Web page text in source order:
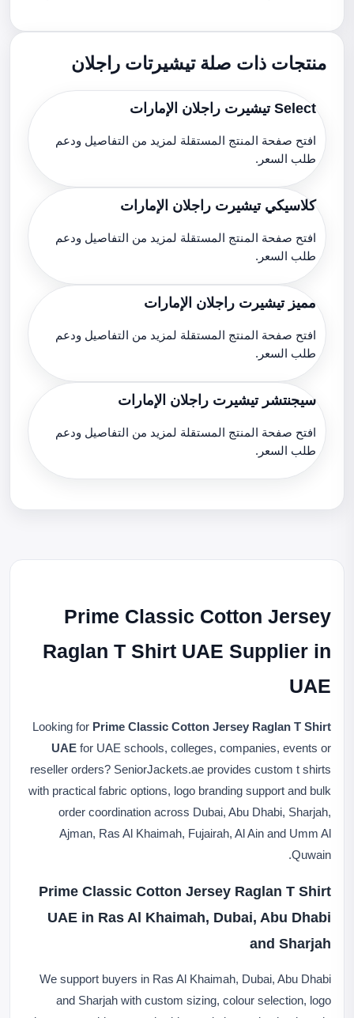
منتجات ذات صلة تيشيرتات راجلان
Select تيشيرت راجلان الإمارات
افتح صفحة المنتج المستقلة لمزيد من التفاصيل ودعم
طلب السعر.
كلاسيكي تيشيرت راجلان الإمارات
افتح صفحة المنتج المستقلة لمزيد من التفاصيل ودعم
طلب السعر.
مميز تيشيرت راجلان الإمارات
افتح صفحة المنتج المستقلة لمزيد من التفاصيل ودعم
طلب السعر.
سيجنتشر تيشيرت راجلان الإمارات
افتح صفحة المنتج المستقلة لمزيد من التفاصيل ودعم
طلب السعر.
Prime Classic Cotton Jersey
Raglan T Shirt UAE Supplier in
UAE
Looking for Prime Classic Cotton Jersey Raglan T Shirt
UAE for UAE schools, colleges, companies, events or
reseller orders? SeniorJackets.ae provides custom t shirts
with practical fabric options, logo branding support and bulk
order coordination across Dubai, Abu Dhabi, Sharjah,
Ajman, Ras Al Khaimah, Fujairah, Al Ain and Umm Al
Quwain.
Prime Classic Cotton Jersey Raglan T Shirt
UAE in Ras Al Khaimah, Dubai, Abu Dhabi
and Sharjah
We support buyers in Ras Al Khaimah, Dubai, Abu Dhabi
and Sharjah with custom sizing, colour selection, logo